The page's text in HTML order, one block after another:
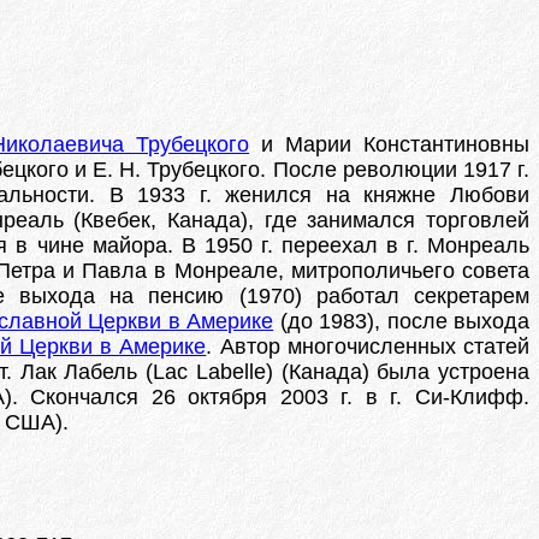
Трубецкого и Марии Константиновны
и Е. Н. Трубецкого. После революции 1917 г.
В 1933 г. женился на княжне Любови
(Квебек, Канада), где занимался торговлей
в чине майора. В 1950 г. переехал в г. Монреаль
и Павла в Монреале, митрополичьего совета
на пенсию (1970) работал секретарем
Церкви в Америке (до 1983), после выхода
Церкви в Америке. Автор многочисленных статей
Лак Лабель (Lac Labelle) (Канада) была устроена
Скончался 26 октября 2003 г. в г. Си-Клифф.
США).